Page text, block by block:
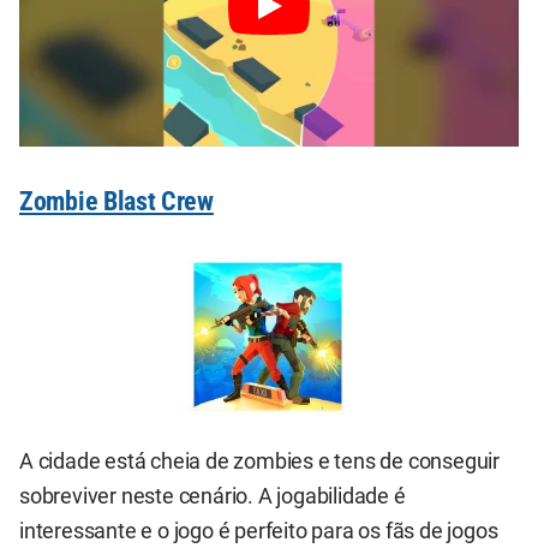
Zombie Blast Crew
A cidade está cheia de zombies e tens de conseguir
sobreviver neste cenário. A jogabilidade é
interessante e o jogo é perfeito para os fãs de jogos